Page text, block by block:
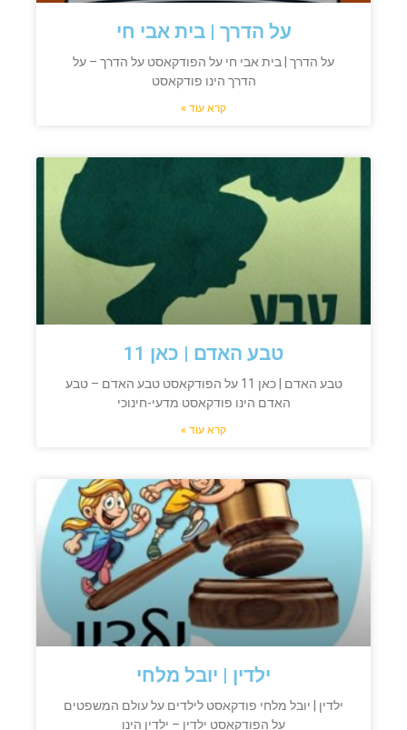
על הדרך | בית אבי חי
על הדרך | בית אבי חי על הפודקאסט על הדרך – על
הדרך הינו פודקאסט
קרא עוד »
טבע האדם | כאן 11
טבע האדם | כאן 11 על הפודקאסט טבע האדם – טבע
האדם הינו פודקאסט מדעי-חינוכי
קרא עוד »
ילדין | יובל מלחי
ילדין | יובל מלחי פודקאסט לילדים על עולם המשפטים
על הפודקאסט ילדין – ילדין הינו